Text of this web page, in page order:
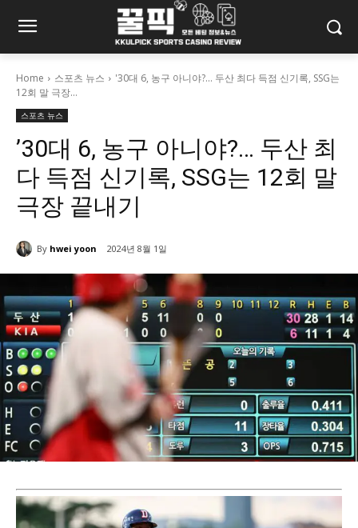
Home 스포츠 뉴스
'30대 6, 농구 아니야?... 두산 최다 득점 신기록, SSG는
12회 말 극장...
스포츠 뉴스
’30대 6, 농구 아니야?… 두산 최
다 득점 신기록, SSG는 12회 말
극장 끝내기
By hwei yoon 2024년 8월 1일